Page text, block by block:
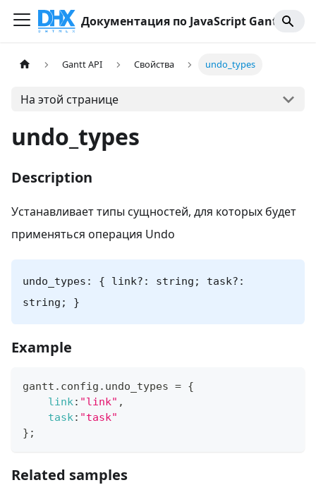
Документация по JavaScript Gantt
Gantt API Свойства undo_types
На этой странице
undo_types
Description
Устанавливает типы сущностей, для которых будет
применяться операция Undo
undo_types: { link?: string; task?:
string; }
Example
gantt . config . undo_types = {
link: "link" ,
task: "task"
} ;
Related samples